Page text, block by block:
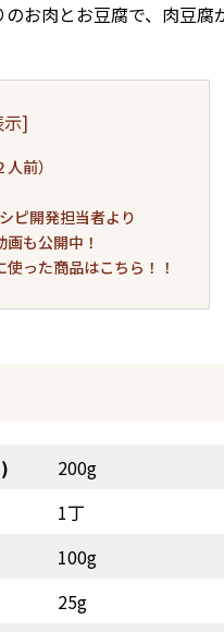
お肉とお豆腐で、肉豆腐
]
前）
ピ開発担当者より
画も公開中！
使った商品はこちら！！
200g
1丁
100g
25g